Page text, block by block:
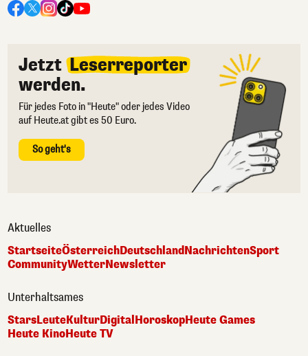
Jetzt Leserreporter
werden.
Für jedes Foto in "Heute" oder jedes Video
auf Heute.at gibt es 50 Euro.
So geht's
Aktuelles
StartseiteÖsterreichDeutschlandNachrichtenSport
CommunityWetterNewsletter
Unterhaltsames
StarsLeuteKulturDigital HoroskopHeute Games
Heute KinoHeute TV